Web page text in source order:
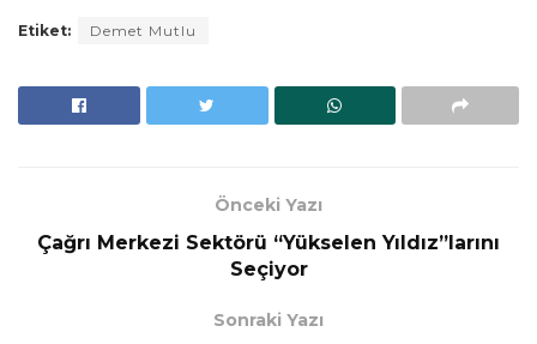
Etiket: Demet Mutlu
Önceki Yazı
Çağrı Merkezi Sektörü “Yükselen Yıldız”larını
Seçiyor
Sonraki Yazı